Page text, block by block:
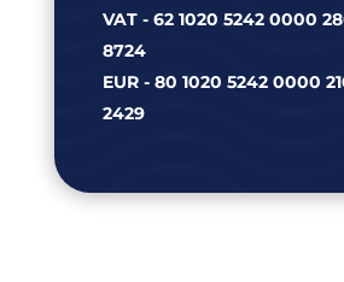
VAT - 62 1020 5242 0000
8724
EUR - 80 1020 5242 0000
2429